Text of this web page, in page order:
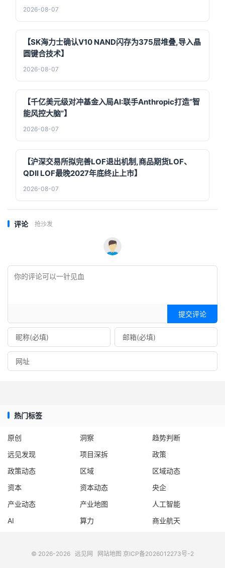
2026-08-07
【SK海力士确认V10 NAND闪存为375层堆叠,导入晶
圆键合技术】
2026-08-07
【千亿美元级对冲基金入局AI:联手Anthropic打造“智
能风控大脑”】
2026-08-07
【沪深交易所拟完善LOF退出机制,商品期货LOF、
QDII LOF最晚2027年底终止上市】
2026-08-07
评论 抢沙发
提交评论
热门标签
原创 洞察
趋势判断
远见发现
项目深拆
政策
政策动态
区域
区域动态
资本
资本动态
央企
产业动态
产业地图
人工智能
AI
算力 商业航天
© 2026-2026 远见网 网站地图 京ICP备2026012273号-2